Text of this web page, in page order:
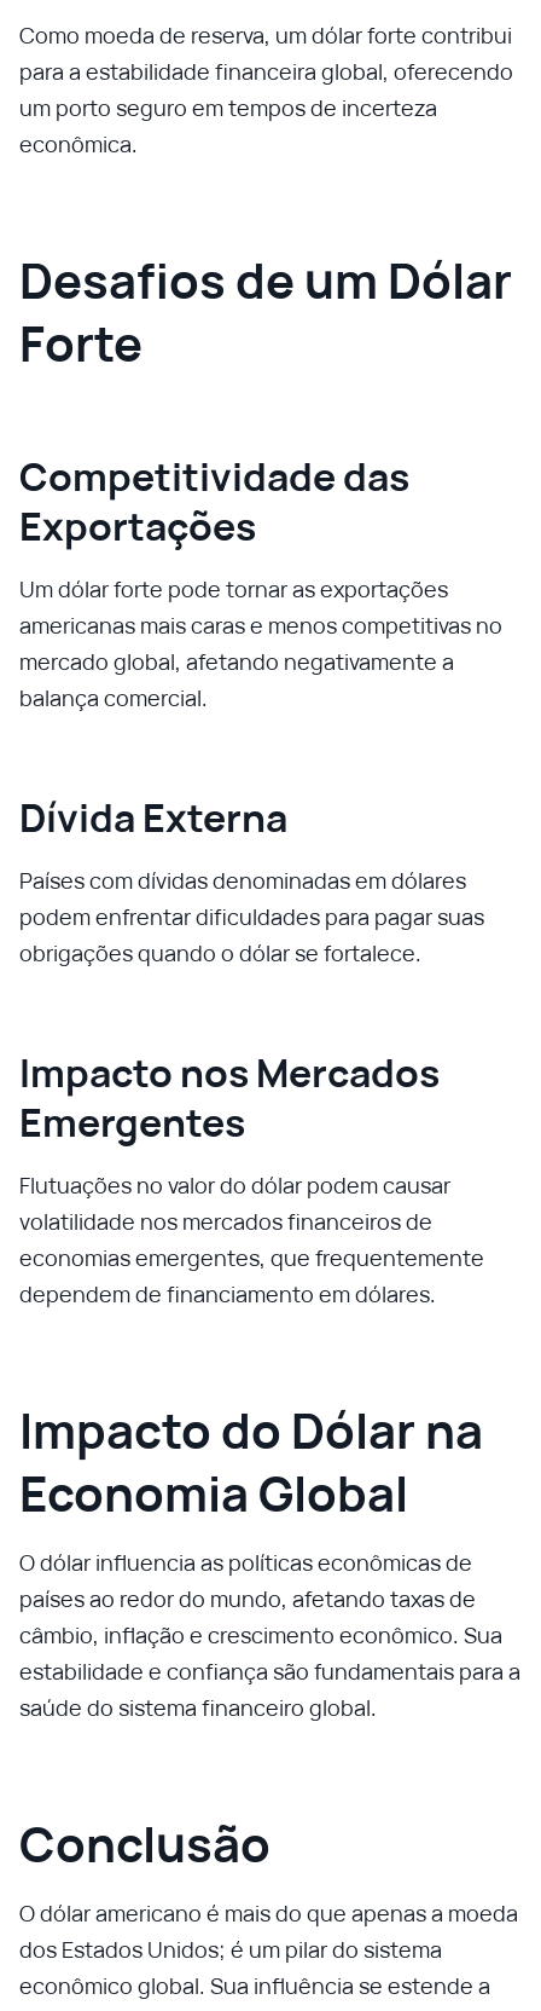
Como moeda de reserva, um dólar forte contribui
para a estabilidade financeira global, oferecendo
um porto seguro em tempos de incerteza
econômica.
Desafios de um Dólar
Forte
Competitividade das
Exportações
Um dólar forte pode tornar as exportações
americanas mais caras e menos competitivas no
mercado global, afetando negativamente a
balança comercial.
Dívida Externa
Países com dívidas denominadas em dólares
podem enfrentar dificuldades para pagar suas
obrigações quando o dólar se fortalece.
Impacto nos Mercados
Emergentes
Flutuações no valor do dólar podem causar
volatilidade nos mercados financeiros de
economias emergentes, que frequentemente
dependem de financiamento em dólares.
Impacto do Dólar na
Economia Global
O dólar influencia as políticas econômicas de
países ao redor do mundo, afetando taxas de
câmbio, inflação e crescimento econômico. Sua
estabilidade e confiança são fundamentais para a
saúde do sistema financeiro global.
Conclusão
O dólar americano é mais do que apenas a moeda
dos Estados Unidos; é um pilar do sistema
econômico global. Sua influência se estende a